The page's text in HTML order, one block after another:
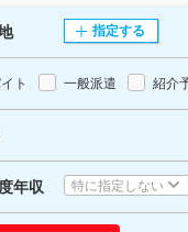
指定する
ト 一般派遣 紹介
年収 特に指定しない